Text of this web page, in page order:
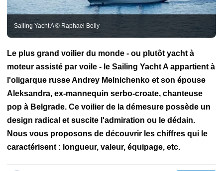
Sailing Yacht A © Raphael Belly
Le plus grand voilier du monde - ou plutôt yacht à
moteur assisté par voile - le Sailing Yacht A appartient à
l'oligarque russe Andrey Melnichenko et son épouse
Aleksandra, ex-mannequin serbo-croate, chanteuse
pop à Belgrade. Ce voilier de la démesure possède un
design radical et suscite l'admiration ou le dédain.
Nous vous proposons de découvrir les chiffres qui le
caractérisent : longueur, valeur, équipage, etc.